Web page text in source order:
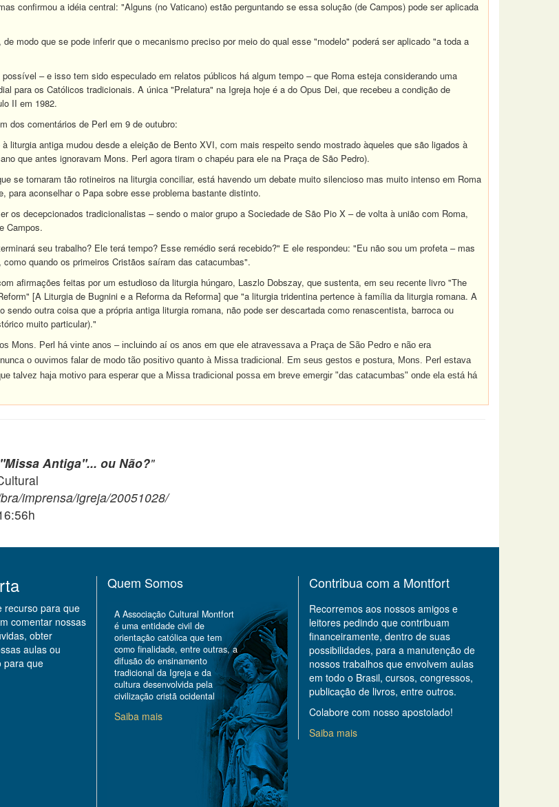
confirmou a idéia central: "Alguns (no Vaticano) estão perguntando se essa solução (de Campos) pode ser aplicada
modo que se pode inferir que o mecanismo preciso por meio do qual esse "modelo" poderá ser aplicado "a toda a
– e isso tem sido especulado em relatos públicos há algum tempo – que Roma esteja considerando uma
para os Católicos tradicionais. A única "Prelatura" na Igreja hoje é a do Opus Dei, que recebeu a condição de
II em 1982.
dos comentários de Perl em 9 de outubro:
liturgia antiga mudou desde a eleição de Bento XVI, com mais respeito sendo mostrado àqueles que são ligados à
que antes ignoravam Mons. Perl agora tiram o chapéu para ele na Praça de São Pedro).
se tornaram tão rotineiros na liturgia conciliar, está havendo um debate muito silencioso mas muito intenso em Roma
para aconselhar o Papa sobre esse problema bastante distinto.
os decepcionados tradicionalistas – sendo o maior grupo a Sociedade de São Pio X – de volta à união com Roma,
Campos.
seu trabalho? Ele terá tempo? Esse remédio será recebido?" E ele respondeu: "Eu não sou um profeta – mas
quando os primeiros Cristãos saíram das catacumbas".
afirmações feitas por um estudioso da liturgia húngaro, Laszlo Dobszay, que sustenta, em seu recente livro "The
[A Liturgia de Bugnini e a Reforma da Reforma] que "a liturgia tridentina pertence à família da liturgia romana. A
sendo outra coisa que a própria antiga liturgia romana, não pode ser descartada como renascentista, barroca ou
muito particular)."
Mons. Perl há vinte anos – incluindo aí os anos em que ele atravessava a Praça de São Pedro e não era
o ouvimos falar de modo tão positivo quanto à Missa tradicional. Em seus gestos e postura, Mons. Perl estava
talvez haja motivo para esperar que a Missa tradicional possa em breve emergir "das catacumbas" onde ela está há
Antiga"... ou Não?"
imprensa/igreja/20051028/
recurso para que
comentar nossas
obter
aulas ou
para que
Quem Somos
A Associação Cultural Montfort
é uma entidade civil de
orientação católica que tem
como finalidade, entre outras, a
difusão do ensinamento
tradicional da Igreja e da
cultura desenvolvida pela
civilização cristã ocidental
Saiba mais
Contribua com a Montfort
Recorremos aos nossos amigos e
leitores pedindo que contribuam
financeiramente, dentro de suas
possibilidades, para a manutenção de
nossos trabalhos que envolvem aulas
em todo o Brasil, cursos, congressos,
publicação de livros, entre outros.
Colabore com nosso apostolado!
Saiba mais